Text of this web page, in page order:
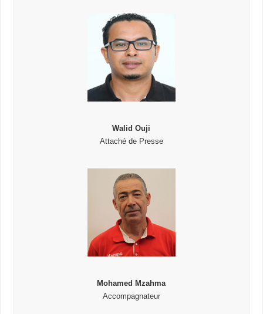
Walid Ouji
Attaché de Presse
Mohamed Mzahma
Accompagnateur